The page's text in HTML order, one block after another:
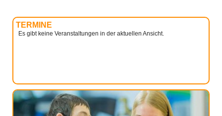
TERMINE
Es gibt keine Veranstaltungen in der aktuellen Ansicht.